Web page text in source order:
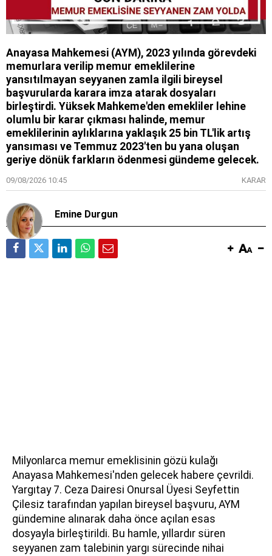
Anayasa Mahkemesi (AYM), 2023 yılında görevdeki
memurlara verilip memur emeklilerine
yansıtılmayan seyyanen zamla ilgili bireysel
başvurularda karara imza atarak dosyaları
birleştirdi. Yüksek Mahkeme'den emekliler lehine
olumlu bir karar çıkması halinde, memur
emeklilerinin aylıklarına yaklaşık 25 bin TL'lik artış
yansıması ve Temmuz 2023'ten bu yana oluşan
geriye dönük farkların ödenmesi gündeme gelecek.
09/08/2026 10:45 KARAR
Emine Durgun
Milyonlarca memur emeklisinin gözü kulağı
Anayasa Mahkemesi'nden gelecek habere çevrildi.
Yargıtay 7. Ceza Dairesi Onursal Üyesi Seyfettin
Çilesiz tarafından yapılan bireysel başvuru, AYM
gündemine alınarak daha önce açılan esas
dosyayla birleştirildi. Bu hamle, yıllardır süren
seyyanen zam talebinin yargı sürecinde nihai